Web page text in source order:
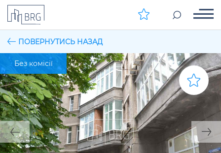
ПОВЕРНУТИСЬ НАЗАД
Без комісії